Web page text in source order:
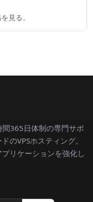
見る。
365日体制の専門サポ
のVPSホスティング。
リケーションを強化し